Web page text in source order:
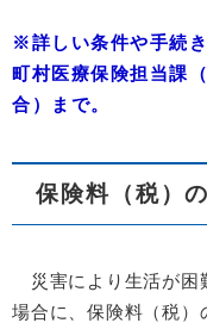
※詳しい条件や手続
町村医療保険担当課
合）まで。
保険料（税）
災害により生活が困
場合に、保険料（税）